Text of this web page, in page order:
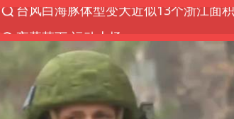
夜幕落下 运动上场
美国将对多晶硅衍生品加征15%关税
泰交通部副部长回应中国人遭歧视手势
改名后的“青海拉面”店